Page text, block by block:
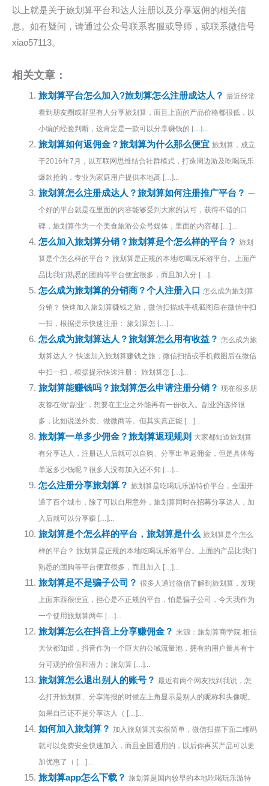
以上就是关于旅划算平台和达人注册以及分享返佣的相关信
息。如有疑问，请通过公众号联系客服或导师，或联系微信号
xiao57113。
相关文章：
旅划算平台怎么加入?旅划算怎么注册成达人？ 最近经常
看到朋友圈或群里有人分享旅划算，而且上面的产品价格都很低，以
小编的经验判断，这肯定是一款可以分享赚钱的 […]...
旅划算如何返佣金？旅划算为什么那么便宜 旅划算，成立
于2016年7月，以互联网思维结合社群模式，打造周边游及吃喝玩乐
爆款抢购，专业为家庭用户提供本地高 […]...
旅划算怎么注册成达人？旅划算如何注册推广平台？ 一
个好的平台就是在里面的内容能够受到大家的认可，获得不错的口
碑，旅划算作为一个美食旅游公众号媒体，里面的内容都 […]...
怎么加入旅划算分销？旅划算是个怎么样的平台？ 旅划
算是个怎么样的平台？ 旅划算是正规的本地吃喝玩乐游平台。上面产
品比我们熟悉的团购等平台便宜很多，而且加入分 […]...
怎么成为旅划算的分销商？个人注册入口 怎么成为旅划算
分销？ 快速加入旅划算赚钱之旅，微信扫描或手机截图后在微信中扫
一扫，根据提示快速注册： 旅划算怎 […]...
怎么成为旅划算达人？旅划算怎么用有收益？ 怎么成为旅
划算达人？ 快速加入旅划算赚钱之旅，微信扫描或手机截图后在微信
中扫一扫，根据提示快速注册： 旅划算怎 […]...
旅划算能赚钱吗？旅划算怎么申请注册分销？ 现在很多朋
友都在做“副业”，想要在主业之外能再有一份收入。副业的选择很
多，比如说送外卖、做微商等。但其实真正能 […]...
旅划算一单多少佣金？旅划算返现规则 大家都知道旅划算
有分享达人，注册达人后就可以自购、分享出单返佣金，但是具体每
单返多少钱呢？很多人没有加入还不知 […]...
怎么注册分享旅划算？ 旅划算是吃喝玩乐游特价平台，全国开
通了百个城市，除了可以自用意外，旅划算同时在招募分享达人，加
入后就可以分享赚 […]...
旅划算是个怎么样的平台，旅划算是什么 旅划算是个怎么
样的平台？ 旅划算是正规的本地吃喝玩乐游平台。上面的产品比我们
熟悉的团购等平台便宜很多，而且加入 […]...
旅划算是不是骗子公司？ 很多人通过微信了解到旅划算，发现
上面东西很便宜，担心是不正规的平台，怕是骗子公司，今天我作为
一个使用旅划算两年 […]...
旅划算怎么在抖音上分享赚佣金？ 来源：旅划算商学院 相信
大伙都知道，抖音作为一个巨大的公域流量池，拥有的用户量具有十
分可观的价值和潜力；旅划算 […]...
旅划算怎么退出别人的账号？ 最近有两个网友找到我说，怎
么打开旅划算、分享海报的时候左上角显示是别人的昵称和头像呢。
如果自己还不是分享达人（ […]...
如何加入旅划算？ 加入旅划算其实很简单，微信扫描下面二维码
就可以免费安全快速加入，而且全国通用的，以后你再买产品可以更
加优惠了（ […]...
旅划算app怎么下载？ 旅划算是国内较早的本地吃喝玩乐游特